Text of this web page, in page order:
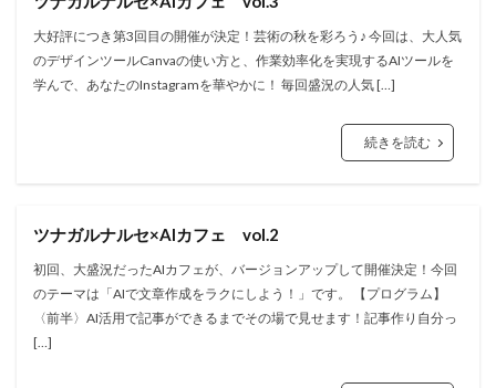
大好評につき第3回目の開催が決定！芸術の秋を彩ろう♪ 今回は、大人気
のデザインツールCanvaの使い方と、作業効率化を実現するAIツールを
学んで、あなたのInstagramを華やかに！ 毎回盛況の人気 […]
続きを読む
ツナガルナルセ×AIカフェ vol.2
初回、大盛況だったAIカフェが、バージョンアップして開催決定！今回
のテーマは「AIで文章作成をラクにしよう！」です。 【プログラム】
〈前半〉AI活用で記事ができるまでその場で見せます！記事作り自分っ
[…]